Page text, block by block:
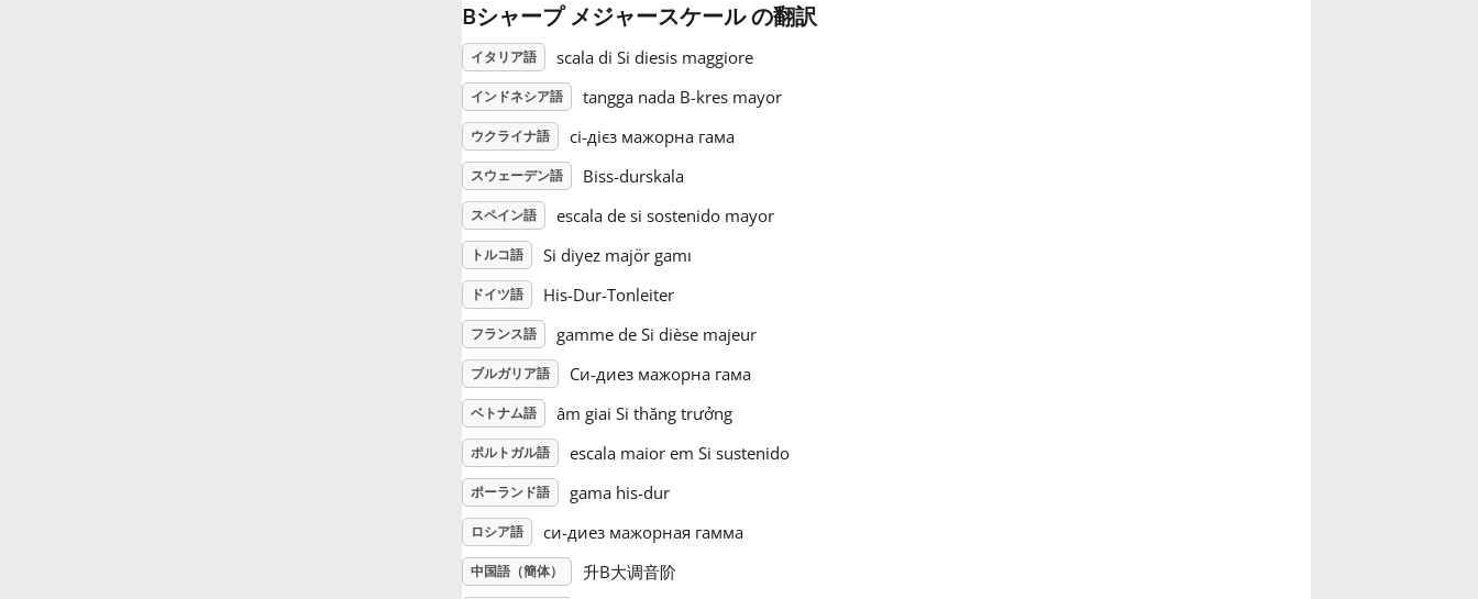
Bシャープ メジャースケール の翻訳
イタリア語 scala di Si diesis maggiore
インドネシア語 tangga nada B-kres mayor
ウクライナ語 сі-дієз мажорна гама
スウェーデン語 Biss-durskala
スペイン語 escala de si sostenido mayor
トルコ語 Si diyez majör gamı
ドイツ語 His-Dur-Tonleiter
フランス語 gamme de Si dièse majeur
ブルガリア語 Си-диез мажорна гама
ベトナム語 âm giai Si thăng trưởng
ポルトガル語 escala maior em Si sustenido
ポーランド語 gama his-dur
ロシア語 си-диез мажорная гамма
中国語（簡体） 升B大调音阶